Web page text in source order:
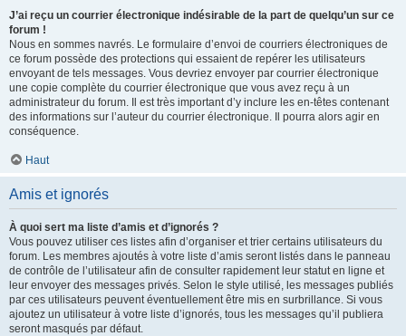
J’ai reçu un courrier électronique indésirable de la part de quelqu’un sur ce
forum !
Nous en sommes navrés. Le formulaire d’envoi de courriers électroniques de
ce forum possède des protections qui essaient de repérer les utilisateurs
envoyant de tels messages. Vous devriez envoyer par courrier électronique
une copie complète du courrier électronique que vous avez reçu à un
administrateur du forum. Il est très important d’y inclure les en-têtes contenant
des informations sur l’auteur du courrier électronique. Il pourra alors agir en
conséquence.
Haut
Amis et ignorés
À quoi sert ma liste d’amis et d’ignorés ?
Vous pouvez utiliser ces listes afin d’organiser et trier certains utilisateurs du
forum. Les membres ajoutés à votre liste d’amis seront listés dans le panneau
de contrôle de l’utilisateur afin de consulter rapidement leur statut en ligne et
leur envoyer des messages privés. Selon le style utilisé, les messages publiés
par ces utilisateurs peuvent éventuellement être mis en surbrillance. Si vous
ajoutez un utilisateur à votre liste d’ignorés, tous les messages qu’il publiera
seront masqués par défaut.